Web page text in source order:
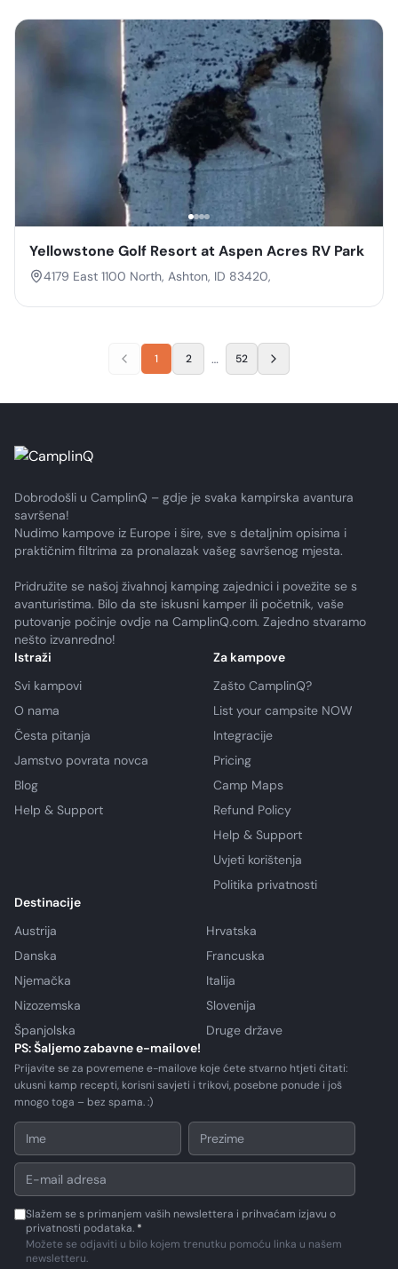
Yellowstone Golf Resort at Aspen Acres RV Park
4179 East 1100 North, Ashton, ID 83420,
1 2 … 52
Dobrodošli u CamplinQ – gdje je svaka kampirska avantura
savršena!
Nudimo kampove iz Europe i šire, sve s detaljnim opisima i
praktičnim filtrima za pronalazak vašeg savršenog mjesta.
Pridružite se našoj živahnoj kamping zajednici i povežite se s
avanturistima. Bilo da ste iskusni kamper ili početnik, vaše
putovanje počinje ovdje na CamplinQ.com. Zajedno stvaramo
nešto izvanredno!
Istraži
Svi kampovi
O nama
Česta pitanja
Jamstvo povrata novca
Blog
Help & Support
Za kampove
Zašto CamplinQ?
List your campsite NOW
Integracije
Pricing
Camp Maps
Refund Policy
Help & Support
Uvjeti korištenja
Politika privatnosti
Destinacije
Austrija
Hrvatska
Danska
Francuska
Njemačka
Italija
Nizozemska
Slovenija
Španjolska
Druge države
PS: Šaljemo zabavne e-mailove!
Prijavite se za povremene e-mailove koje ćete stvarno htjeti čitati:
ukusni kamp recepti, korisni savjeti i trikovi, posebne ponude i još
mnogo toga – bez spama. :)
Slažem se s primanjem vaših newslettera i prihvaćam izjavu o
privatnosti podataka. *
Možete se odjaviti u bilo kojem trenutku pomoću linka u našem
newsletteru.